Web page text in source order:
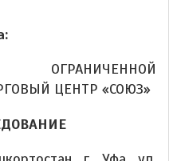
ЦЕНТР «СОЮЗ»